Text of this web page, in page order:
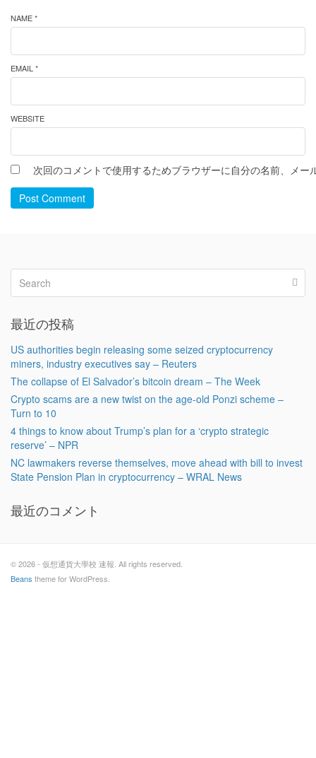
NAME *
EMAIL *
WEBSITE
次回のコメントで使用するためブラウザーに自分の名前、メー
Post Comment
最近の投稿
US authorities begin releasing some seized cryptocurrency
miners, industry executives say – Reuters
The collapse of El Salvador’s bitcoin dream – The Week
Crypto scams are a new twist on the age-old Ponzi scheme –
Turn to 10
4 things to know about Trump’s plan for a ‘crypto strategic
reserve’ – NPR
NC lawmakers reverse themselves, move ahead with bill to invest
State Pension Plan in cryptocurrency – WRAL News
最近のコメント
© 2026 - 仮想通貨大學校 速報. All rights reserved.
Beans theme for WordPress.